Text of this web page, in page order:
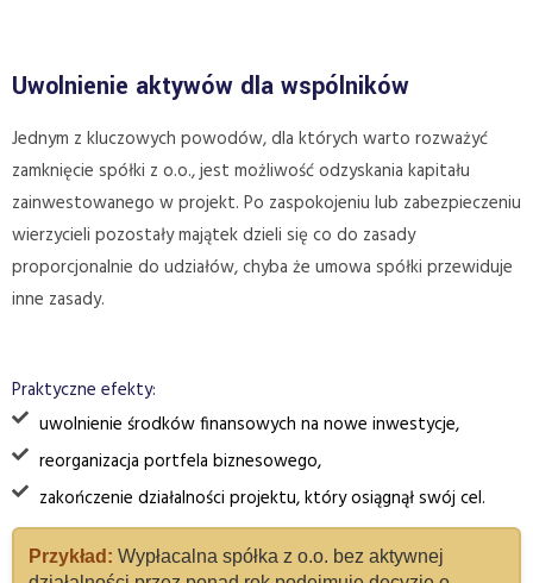
Uwolnienie aktywów dla wspólników
Jednym z kluczowych powodów, dla których warto rozważyć
zamknięcie spółki z o.o., jest możliwość odzyskania kapitału
zainwestowanego w projekt. Po zaspokojeniu lub zabezpieczeniu
wierzycieli pozostały majątek dzieli się co do zasady
proporcjonalnie do udziałów, chyba że umowa spółki przewiduje
inne zasady.
Praktyczne efekty:
uwolnienie środków finansowych na nowe inwestycje,
reorganizacja portfela biznesowego,
zakończenie działalności projektu, który osiągnął swój cel.
Przykład: Wypłacalna spółka z o.o. bez aktywnej